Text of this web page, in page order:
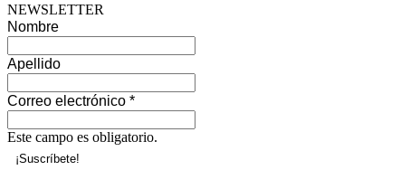
NEWSLETTER
Nombre
Apellido
Correo electrónico *
Este campo es obligatorio.